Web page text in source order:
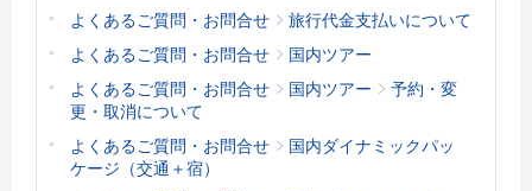
よくあるご質問・お問合せ
旅行代金支払いについて
よくあるご質問・お問合せ
国内ツアー
よくあるご質問・お問合せ
国内ツアー
予約・変
更・取消について
よくあるご質問・お問合せ
国内ダイナミックパッ
ケージ（交通＋宿）